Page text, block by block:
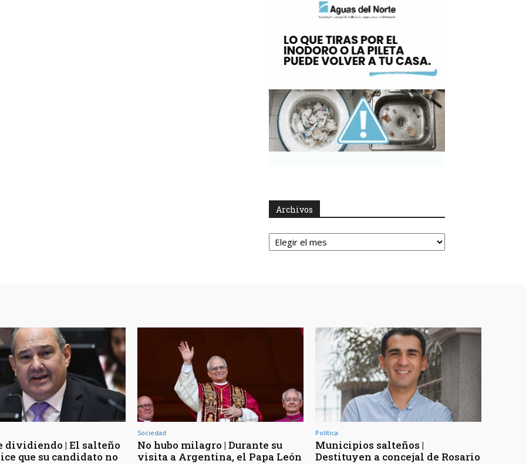
Archivos
Archivos
dividiendo | El salteño
que su candidato no
Sociedad
No hubo milagro | Durante su
visita a Argentina, el Papa León
Política
Municipios salteños |
Destituyen a concejal de Rosario